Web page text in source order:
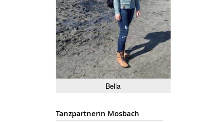
Bella
Tanzpartnerin Mosbach